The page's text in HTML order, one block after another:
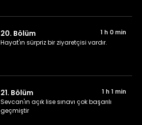
20. Bölüm
1 h 0 min
Hayat'ın sürpriz bir ziyaretçisi vardır.
21. Bölüm
1 h 1 min
Sevcan'ın açık lise sınavı çok başarılı
geçmiştir